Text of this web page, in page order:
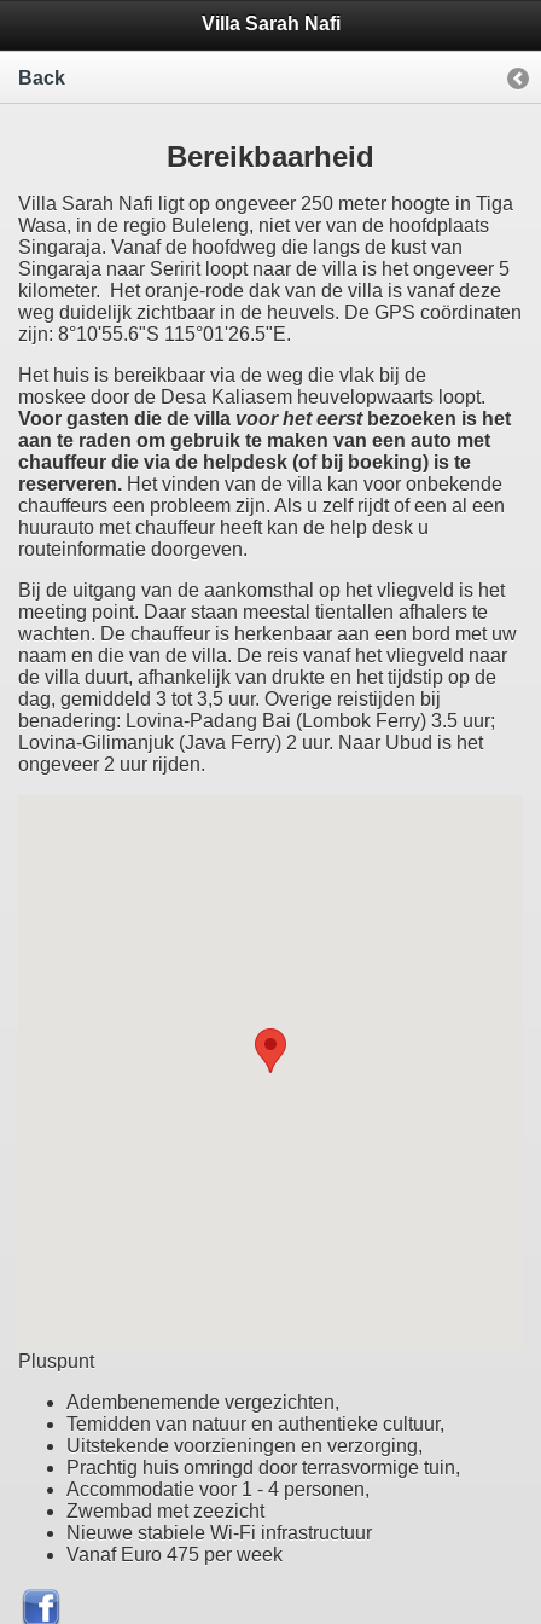
Villa Sarah Nafi
Back
Bereikbaarheid
Villa Sarah Nafi ligt op ongeveer 250 meter hoogte in Tiga
Wasa, in de regio Buleleng, niet ver van de hoofdplaats
Singaraja. Vanaf de hoofdweg die langs de kust van
Singaraja naar Seririt loopt naar de villa is het ongeveer 5
kilometer. Het oranje-rode dak van de villa is vanaf deze
weg duidelijk zichtbaar in de heuvels. De GPS coördinaten
zijn: 8°10'55.6"S 115°01'26.5"E.
Het huis is bereikbaar via de weg die vlak bij de
moskee door de Desa Kaliasem heuvelopwaarts loopt.
Voor gasten die de villa voor het eerst bezoeken is het
aan te raden om gebruik te maken van een auto met
chauffeur die via de helpdesk (of bij boeking) is te
reserveren. Het vinden van de villa kan voor onbekende
chauffeurs een probleem zijn. Als u zelf rijdt of een al een
huurauto met chauffeur heeft kan de help desk u
routeinformatie doorgeven.
Bij de uitgang van de aankomsthal op het vliegveld is het
meeting point. Daar staan meestal tientallen afhalers te
wachten. De chauffeur is herkenbaar aan een bord met uw
naam en die van de villa. De reis vanaf het vliegveld naar
de villa duurt, afhankelijk van drukte en het tijdstip op de
dag, gemiddeld 3 tot 3,5 uur. Overige reistijden bij
benadering: Lovina-Padang Bai (Lombok Ferry) 3.5 uur;
Lovina-Gilimanjuk (Java Ferry) 2 uur. Naar Ubud is het
ongeveer 2 uur rijden.
Pluspunt
Adembenemende vergezichten,
Temidden van natuur en authentieke cultuur,
Uitstekende voorzieningen en verzorging,
Prachtig huis omringd door terrasvormige tuin,
Accommodatie voor 1 - 4 personen,
Zwembad met zeezicht
Nieuwe stabiele Wi-Fi infrastructuur
Vanaf Euro 475 per week